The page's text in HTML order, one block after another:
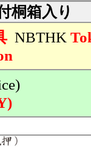
桐箱入り
NBTHK